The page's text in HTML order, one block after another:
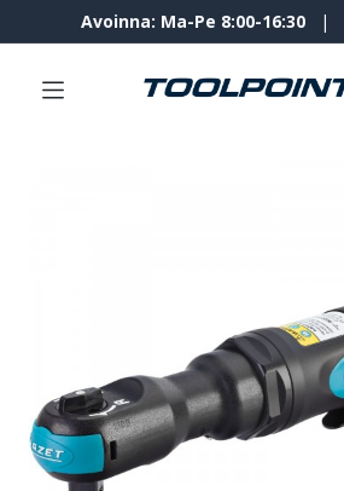
Avoinna: Ma-Pe 8:00-16:30 |